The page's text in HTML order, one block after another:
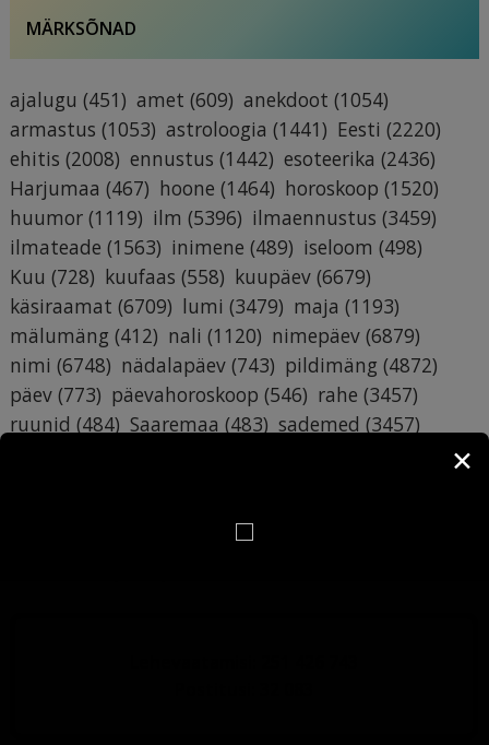
MÄRKSÕNAD
ajalugu (451) amet (609) anekdoot (1054)
armastus (1053) astroloogia (1441) Eesti (2220)
ehitis (2008) ennustus (1442) esoteerika (2436)
Harjumaa (467) hoone (1464) horoskoop (1520)
huumor (1119) ilm (5396) ilmaennustus (3459)
ilmateade (1563) inimene (489) iseloom (498)
Kuu (728) kuufaas (558) kuupäev (6679)
käsiraamat (6709) lumi (3479) maja (1193)
mälumäng (412) nali (1120) nimepäev (6879)
nimi (6748) nädalapäev (743) pildimäng (4872)
päev (773) päevahoroskoop (546) rahe (3457)
ruunid (484) Saaremaa (483) sademed (3457)
(964) vihm
✕